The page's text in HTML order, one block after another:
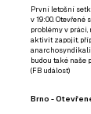
První letošní
v 19:00.
problémy v
aktivit zapojit,
budou také naše
(FB událost)
Brno -